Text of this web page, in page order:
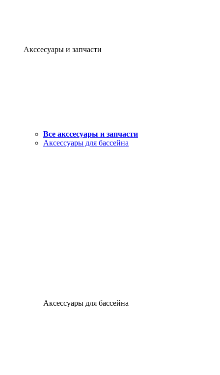
Акссесуары и запчасти
Все акссесуары и запчасти
Аксессуары для бассейна
Аксессуары для бассейна